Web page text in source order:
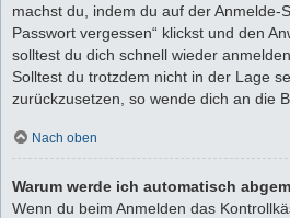
machst du, indem du auf der Anmelde-
Passwort vergessen“ klickst und den
solltest du dich schnell wieder
Solltest du trotzdem nicht in der Lage
zurückzusetzen, so wende dich an die
Nach oben
Warum werde ich automatisch
Wenn du beim Anmelden das